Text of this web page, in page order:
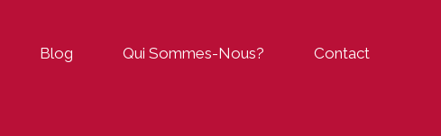
Blog Qui Sommes-Nous? Contact